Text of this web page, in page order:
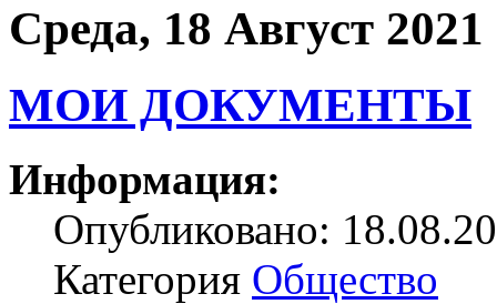
Среда, 18 Август 2021
МОИ ДОКУМЕНТЫ
Информация:
Опубликовано:
Категория Общество